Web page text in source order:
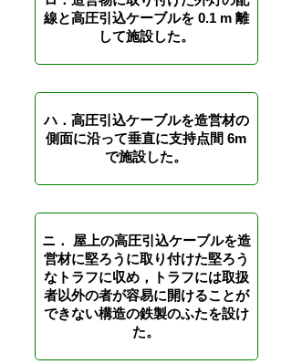
線と高圧引込ケーブルを 0.1 m 離
して施設した。
ハ．高圧引込ケーブルを造営材の
側面に沿って垂直に支持点間 6m
で施設した。
ニ． 屋上の高圧引込ケーブルを造
営材に堅ろうに取り付けた堅ろう
なトラフに収め，トラフには取扱
者以外の者が容易に開けることが
できない構造の鉄製のふたを設け
た。